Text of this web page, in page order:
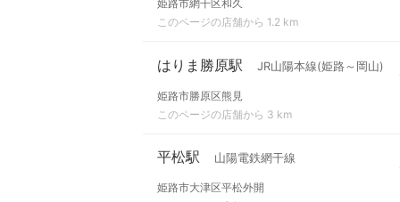
姫路市網干区和久
このページの店舗から 1.2 km
はりま勝原駅 JR山陽本線(姫路～岡山)
姫路市勝原区熊見
このページの店舗から 3 km
平松駅 山陽電鉄網干線
姫路市大津区平松外開